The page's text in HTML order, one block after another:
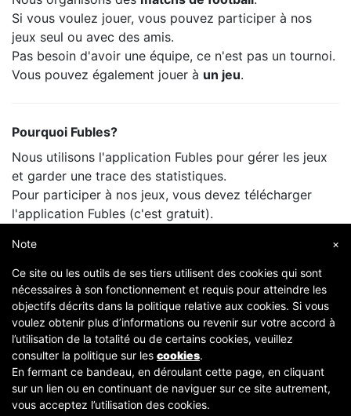
Si vous voulez jouer, vous pouvez participer à nos
jeux seul ou avec des amis.
Pas besoin d'avoir une équipe, ce n'est pas un tournoi.
Vous pouvez également jouer à un jeu.
Pourquoi Fubles?
Nous utilisons l'application Fubles pour gérer les jeux
et garder une trace des statistiques.
Pour participer à nos jeux, vous devez télécharger
l'application Fubles (c'est gratuit).
vous jouez avec vos amis.
Copyright © 2007-2026 Fubles Srl, Via Disciplini 18, 20123 Milano - CF/P.IVA 06769730968 - Capitale
sociale €63.675,52 i.v. - Camera di commercio di Milano
×
Note
Ce site ou les outils de ses tiers utilisent des cookies qui sont
nécessaires à son fonctionnement et requis pour atteindre les
objectifs décrits dans la politique relative aux cookies. Si vous
voulez obtenir plus d’informations ou revenir sur votre accord à
l’utilisation de la totalité ou de certains cookies, veuillez
consulter la politique sur les cookies.
En fermant ce bandeau, en déroulant cette page, en cliquant
sur un lien ou en continuant de naviguer sur ce site autrement,
vous acceptez l’utilisation des cookies.